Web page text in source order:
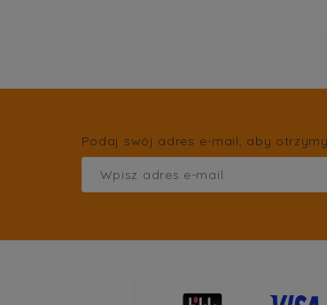
Podaj swój adres e-mail, aby